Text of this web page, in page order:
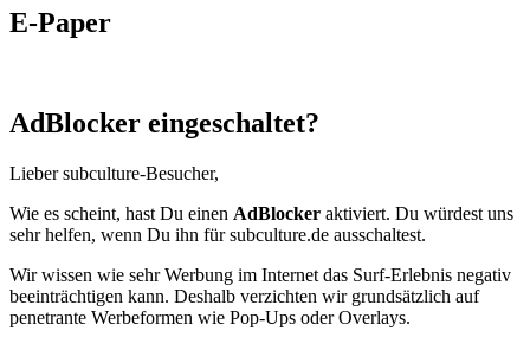
E-Paper
AdBlocker eingeschaltet?
Lieber subculture-Besucher,
Wie es scheint, hast Du einen AdBlocker aktiviert. Du würdest uns
sehr helfen, wenn Du ihn für subculture.de ausschaltest.
Wir wissen wie sehr Werbung im Internet das Surf-Erlebnis negativ
beeinträchtigen kann. Deshalb verzichten wir grundsätzlich auf
penetrante Werbeformen wie Pop-Ups oder Overlays.